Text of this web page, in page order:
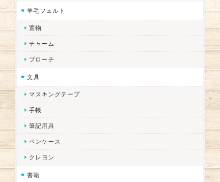
羊毛フェルト
置物
チャーム
ブローチ
文具
マスキングテープ
手帳
筆記用具
ペンケース
クレヨン
書籍